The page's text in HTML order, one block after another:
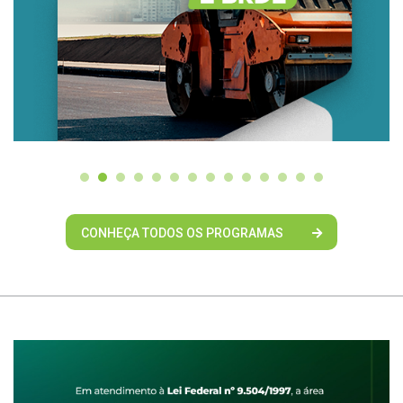
CONHEÇA TODOS OS PROGRAMAS